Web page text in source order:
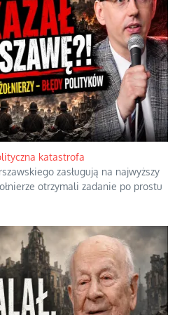
emeryta
takiego jak odrobina tyranii,
można być trochę w ciąży.